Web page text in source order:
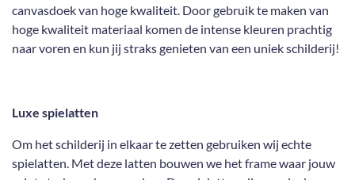
canvasdoek van hoge kwaliteit. Door gebruik te maken van
hoge kwaliteit materiaal komen de intense kleuren prachtig
naar voren en kun jij straks genieten van een uniek schilderij!
Luxe spielatten
Om het schilderij in elkaar te zetten gebruiken wij echte
spielatten. Met deze latten bouwen we het frame waar jouw